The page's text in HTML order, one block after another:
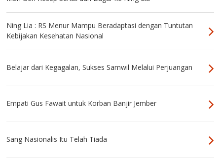
Ning Lia : RS Menur Mampu Beradaptasi dengan Tuntutan
Kebijakan Kesehatan Nasional
Belajar dari Kegagalan, Sukses Samwil Melalui Perjuangan
Empati Gus Fawait untuk Korban Banjir Jember
Sang Nasionalis Itu Telah Tiada